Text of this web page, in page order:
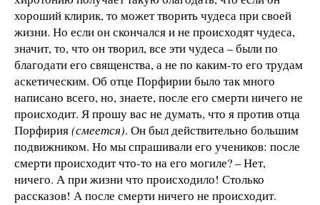
хороший клирик, то может творить чудеса при своей
жизни. Но если он скончался и не происходят чудеса,
значит, то, что он творил, все эти чудеса – были по
благодати его священства, а не по каким-то его трудам
аскетическим. Об отце Порфирии было так много
написано всего, но, знаете, после его смерти ничего не
происходит. Я прошу вас не думать, что я против отца
Порфирия(смеется). Он был действительно большим
подвижником. Но мы спрашивали его учеников: после
смерти происходит что-то на его могиле? – Нет,
ничего. А при жизни что происходило! Столько
рассказов! А после смерти ничего не происходит.